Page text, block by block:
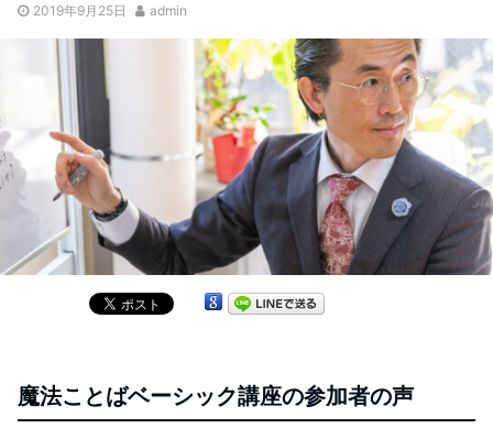
2019年9月25日 admin
魔法ことばベーシック講座の参加者の声